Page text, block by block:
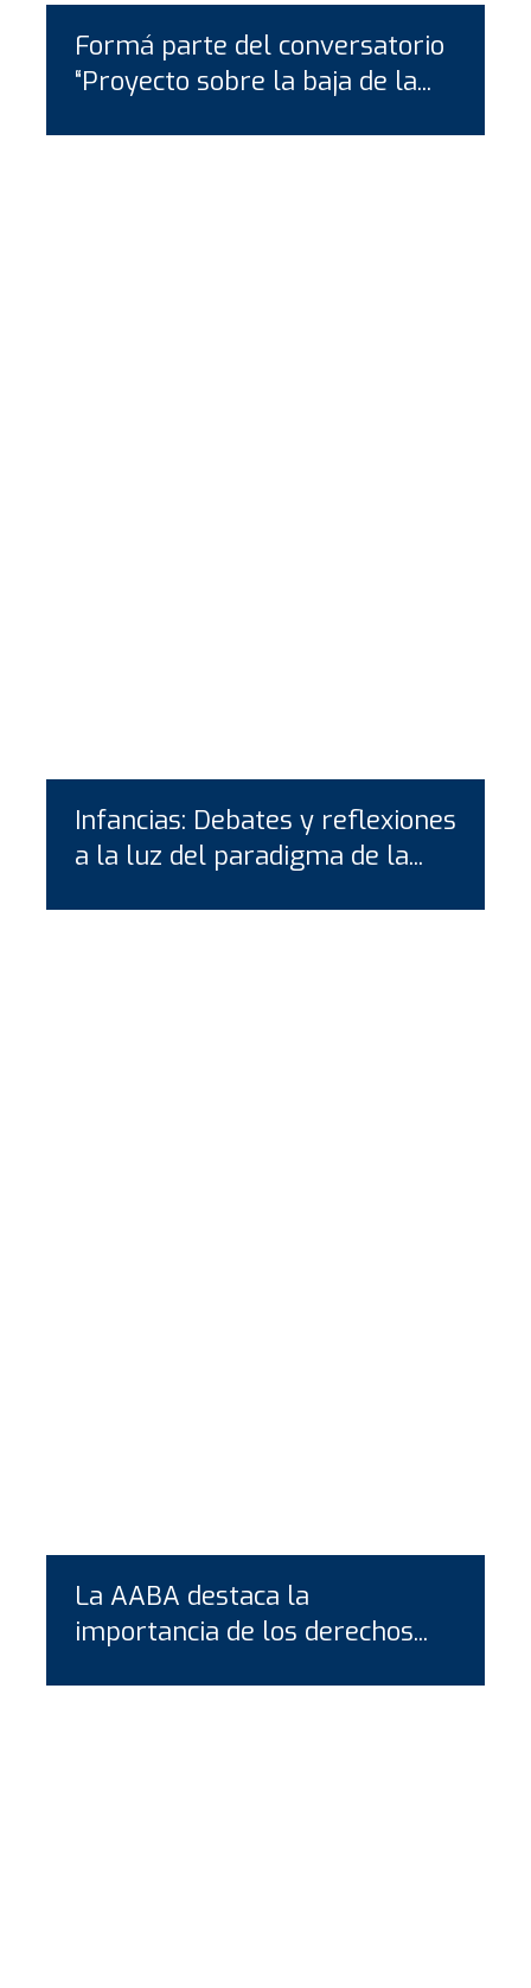
Formá parte del conversatorio
“Proyecto sobre la baja de la...
Infancias: Debates y reflexiones
a la luz del paradigma de la...
La AABA destaca la
importancia de los derechos...